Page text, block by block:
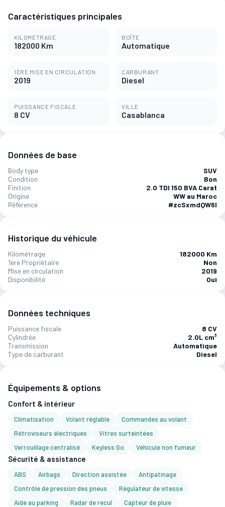
Caractéristiques principales
KILOMÉTRAGE
182000 Km
BOÎTE
Automatique
1ÈRE MISE EN CIRCULATION
2019
CARBURANT
Diesel
PUISSANCE FISCALE
8 CV
VILLE
Casablanca
Données de base
Body type
SUV
Condition
Bon
Finition
2.0 TDI 150 BVA Carat
Origine
WW au Maroc
Référence
#zcSxmdQW6l
Historique du véhicule
Kilométrage
182000 Km
1ere Propriétaire
Non
Mise en circulation
2019
Disponibilité
Oui
Données techniques
Puissance fiscale
8 CV
Cylindrée
2.0L cm³
Transmission
Automatique
Type de carburant
Diesel
Équipements & options
Confort & intérieur
Climatisation Volant réglable
Commandes au volant
Rétroviseurs électriques
Vitres surteintées
Verrouillage centralisé
Keyless Go Véhicule non fumeur
Sécurité & assistance
ABS Airbags Direction assistée
Antipatinage
Contrôle de pression des pneus
Régulateur de vitesse
Aide au parking
Radar de recul Capteur de pluie